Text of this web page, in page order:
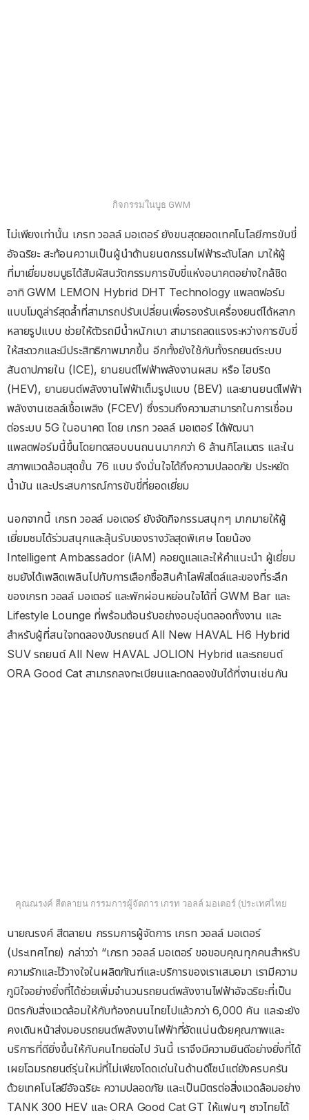
กิจกรรมในบูธ GWM
ไม่เพียงเท่านั้น เกรท วอลล์ มอเตอร์ ยังขนสุดยอดเทคโนโลยีการขับขี่
อัจฉริยะ สะท้อนความเป็นผู้นำด้านยนตกรรมไฟฟ้าระดับโลก มาให้ผู้
ที่มาเยี่ยมชมบูธได้สัมผัสนวัตกรรมการขับขี่แห่งอนาคตอย่างใกล้ชิด
อาทิ GWM LEMON Hybrid DHT Technology แพลตฟอร์ม
แบบโมดูล่าร์สุดล้ำที่สามารถปรับเปลี่ยนเพื่อรองรับเครื่องยนต์ได้หลาก
หลายรูปแบบ ช่วยให้ตัวรถมีน้ำหนักเบา สามารถลดแรงระหว่างการขับขี่
ให้สะดวกและมีประสิทธิภาพมากขึ้น อีกทั้งยังใช้กับทั้งรถยนต์ระบบ
สันดาปภายใน (ICE), ยานยนต์ไฟฟ้าพลังงานผสม หรือ ไฮบริด
(HEV), ยานยนต์พลังงานไฟฟ้าเต็มรูปแบบ (BEV) และยานยนต์ไฟฟ้า
พลังงานเซลล์เชื้อเพลิง (FCEV) ซึ่งรวมถึงความสามารถในการเชื่อม
ต่อระบบ 5G ในอนาคต โดย เกรท วอลล์ มอเตอร์ ได้พัฒนา
แพลตฟอร์มนี้ขึ้นโดยทดสอบบนถนนมากกว่า 6 ล้านกิโลเมตร และใน
สภาพแวดล้อมสุดขั้น 76 แบบ จึงมั่นใจได้ถึงความปลอดภัย ประหยัด
น้ำมัน และประสบการณ์การขับขี่ที่ยอดเยี่ยม
นอกจากนี้ เกรท วอลล์ มอเตอร์ ยังจัดกิจกรรมสนุกๆ มากมายให้ผู้
เยี่ยมชมได้ร่วมสนุกและลุ้นรับของรางวัลสุดพิเศษ โดยน้อง
Intelligent Ambassador (iAM) คอยดูแลและให้คำแนะนำ ผู้เยี่ยม
ชมยังได้เพลิดเพลินไปกับการเลือกซื้อสินค้าไลฟ์สไตล์และของที่ระลึก
ของเกรท วอลล์ มอเตอร์ และพักผ่อนหย่อนใจได้ที่ GWM Bar และ
Lifestyle Lounge ที่พร้อมต้อนรับอย่างอบอุ่นตลอดทั้งงาน และ
สำหรับผู้ที่สนใจทดลองขับรถยนต์ All New HAVAL H6 Hybrid
SUV รถยนต์ All New HAVAL JOLION Hybrid และรถยนต์
ORA Good Cat สามารถลงทะเบียนและทดลองขับได้ที่งานเช่นกัน
คุณณรงค์ สีตลายน กรรมการผู้จัดการ เกรท วอลล์ มอเตอร์ (ประเทศไทย
นายณรงค์ สีตลายน กรรมการผู้จัดการ เกรท วอลล์ มอเตอร์
(ประเทศไทย) กล่าวว่า “เกรท วอลล์ มอเตอร์ ขอขอบคุณทุกคนสำหรับ
ความรักและไว้วางใจในผลิตภัณฑ์และบริการของเราเสมอมา เรามีความ
ภูมิใจอย่างยิ่งที่ได้ช่วยเพิ่มจำนวนรถยนต์พลังงานไฟฟ้าอัจฉริยะที่เป็น
มิตรกับสิ่งแวดล้อมให้กับท้องถนนไทยไปแล้วกว่า 6,000 คัน และจะยัง
คงเดินหน้าส่งมอบรถยนต์พลังงานไฟฟ้าที่อัดแน่นด้วยคุณภาพและ
บริการที่ดียิ่งขึ้นให้กับคนไทยต่อไป วันนี้ เราจึงมีความยินดีอย่างยิ่งที่ได้
เผยโฉมรถยนต์รุ่นใหม่ที่ไม่เพียงโดดเด่นในด้านดีไซน์แต่ยังครบครัน
ด้วยเทคโนโลยีอัจฉริยะ ความปลอดภัย และเป็นมิตรต่อสิ่งแวดล้อมอย่าง
TANK 300 HEV และ ORA Good Cat GT ให้แฟนๆ ชาวไทยได้